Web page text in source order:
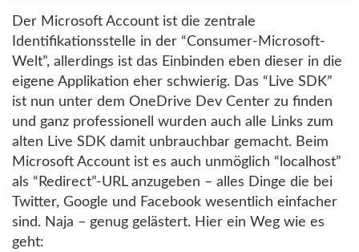
Der Microsoft Account ist die zentrale
Identifikationsstelle in der “Consumer-Microsoft-
Welt”, allerdings ist das Einbinden eben dieser in die
eigene Applikation eher schwierig. Das “Live SDK”
ist nun unter dem OneDrive Dev Center zu finden
und ganz professionell wurden auch alle Links zum
alten Live SDK damit unbrauchbar gemacht. Beim
Microsoft Account ist es auch unmöglich “localhost”
als “Redirect”-URL anzugeben – alles Dinge die bei
Twitter, Google und Facebook wesentlich einfacher
sind. Naja – genug gelästert. Hier ein Weg wie es
geht: